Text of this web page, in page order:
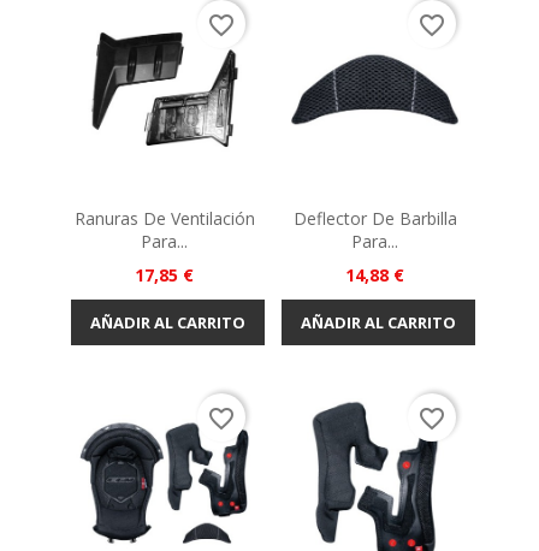
Ranuras De Ventilación
Para...
Precio
17,85 €
AÑADIR AL CARRITO
favorite_border
Deflector De Barbilla
Para...
Precio
14,88 €
AÑADIR AL CARRITO
favorite_border
favorite_border favorite_border